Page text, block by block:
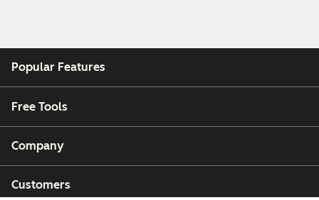
Popular Features
Free Tools
Company
Customers